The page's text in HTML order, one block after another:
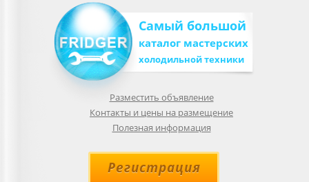
Самый большой
каталог мастерских
холодильной техники
Разместить объявление
Контакты и цены на размещение
Полезная информация
Регистрация